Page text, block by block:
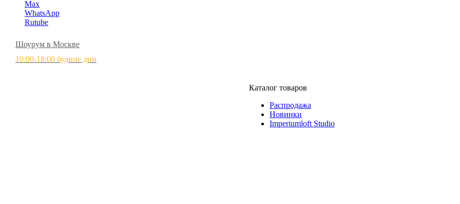
Max
WhatsApp
Rutube
Шоурум в Москве
10:00-18:00 будние дни
Каталог товаров
Распродажа
Новинки
Imperiumloft Studio